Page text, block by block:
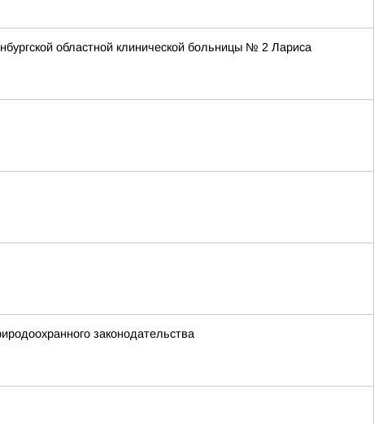
областной клинической больницы № 2 Лариса
законодательства